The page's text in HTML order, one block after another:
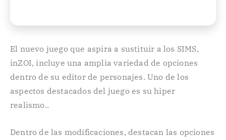
El nuevo juego que aspira a sustituir a los SIMS,
inZOI, incluye una amplia variedad de opciones
dentro de su editor de personajes. Uno de los
aspectos destacados del juego es su hiper
realismo..
Dentro de las modificaciones, destacan las opciones